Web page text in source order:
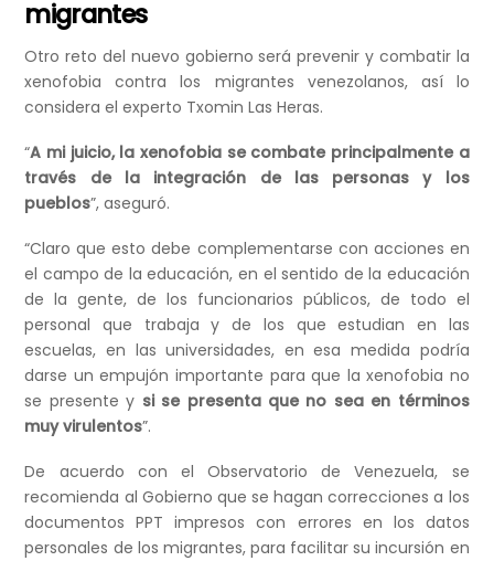
migrantes
Otro reto del nuevo gobierno será prevenir y combatir la
xenofobia contra los migrantes venezolanos, así lo
considera el experto Txomin Las Heras.
“A mi juicio, la xenofobia se combate principalmente a
través de la integración de las personas y los
pueblos”, aseguró.
“Claro que esto debe complementarse con acciones en
el campo de la educación, en el sentido de la educación
de la gente, de los funcionarios públicos, de todo el
personal que trabaja y de los que estudian en las
escuelas, en las universidades, en esa medida podría
darse un empujón importante para que la xenofobia no
se presente y si se presenta que no sea en términos
muy virulentos”.
De acuerdo con el Observatorio de Venezuela, se
recomienda al Gobierno que se hagan correcciones a los
documentos PPT impresos con errores en los datos
personales de los migrantes, para facilitar su incursión en